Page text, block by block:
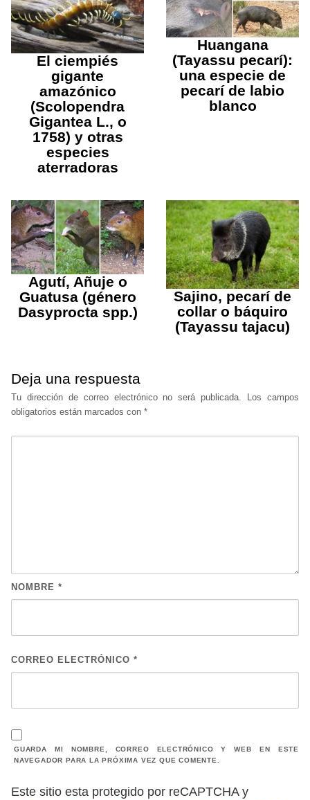
El ciempiés
gigante
amazónico
(Scolopendra
Gigantea L., o
1758) y otras
especies
aterradoras
Huangana
(Tayassu pecarí):
una especie de
pecarí de labio
blanco
Agutí, Añuje o
Guatusa (género
Dasyprocta spp.)
Sajino, pecarí de
collar o báquiro
(Tayassu tajacu)
Deja una respuesta
Tu dirección de correo electrónico no será publicada.
Los campos
obligatorios están marcados con *
NOMBRE *
CORREO ELECTRÓNICO *
GUARDA MI NOMBRE, CORREO ELECTRÓNICO Y WEB EN ESTE
NAVEGADOR PARA LA PRÓXIMA VEZ QUE COMENTE.
Este sitio esta protegido por reCAPTCHA y